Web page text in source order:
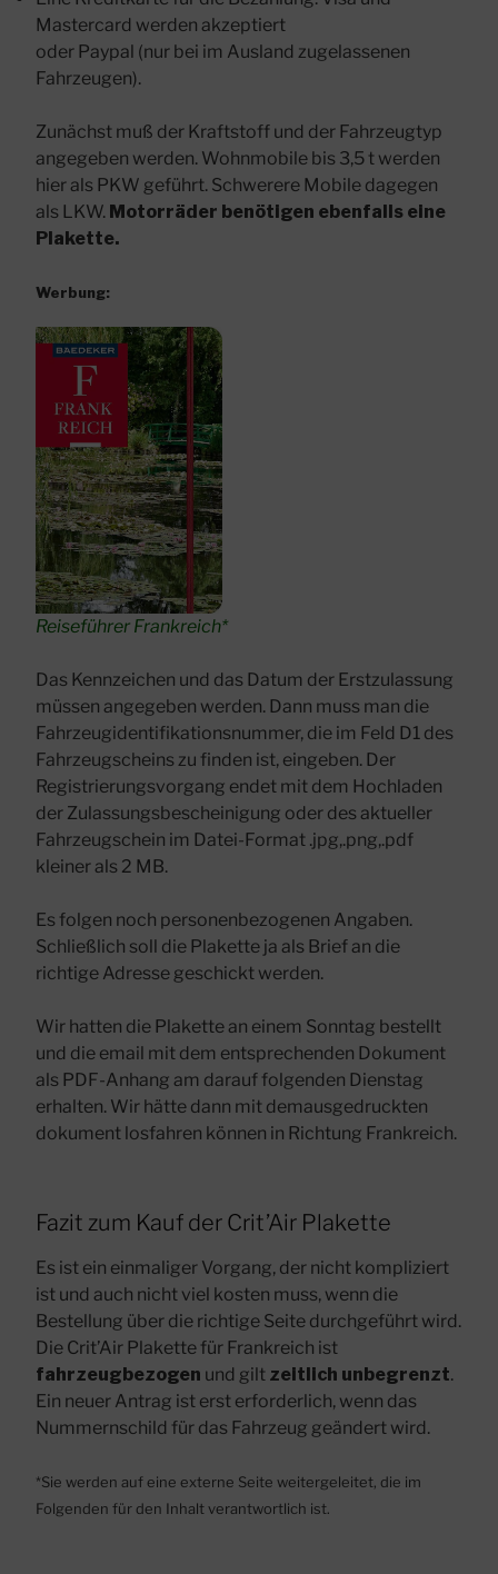
Mastercard werden akzeptiert
oder Paypal (nur bei im Ausland zugelassenen
Fahrzeugen).
Zunächst muß der Kraftstoff und der Fahrzeugtyp
angegeben werden. Wohnmobile bis 3,5 t werden
hier als PKW geführt. Schwerere Mobile dagegen
als LKW. Motorräder benötigen ebenfalls eine
Plakette.
Werbung:
Reiseführer Frankreich*
Das Kennzeichen und das Datum der Erstzulassung
müssen angegeben werden. Dann muss man die
Fahrzeugidentifikationsnummer, die im Feld D1 des
Fahrzeugscheins zu finden ist, eingeben. Der
Registrierungsvorgang endet mit dem Hochladen
der Zulassungsbescheinigung oder des aktueller
Fahrzeugschein im Datei-Format .jpg,.png,.pdf
kleiner als 2 MB.
Es folgen noch personenbezogenen Angaben.
Schließlich soll die Plakette ja als Brief an die
richtige Adresse geschickt werden.
Wir hatten die Plakette an einem Sonntag bestellt
und die email mit dem entsprechenden Dokument
als PDF-Anhang am darauf folgenden Dienstag
erhalten. Wir hätte dann mit demausgedruckten
dokument losfahren können in Richtung Frankreich.
Fazit zum Kauf der Crit’Air Plakette
Es ist ein einmaliger Vorgang, der nicht kompliziert
ist und auch nicht viel kosten muss, wenn die
Bestellung über die richtige Seite durchgeführt wird.
Die Crit’Air Plakette für Frankreich ist
fahrzeugbezogen und gilt zeitlich unbegrenzt.
Ein neuer Antrag ist erst erforderlich, wenn das
Nummernschild für das Fahrzeug geändert wird.
*Sie werden auf eine externe Seite weitergeleitet, die im
Folgenden für den Inhalt verantwortlich ist.